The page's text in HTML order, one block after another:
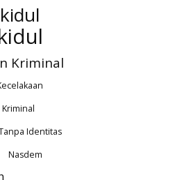
Kriminal
Kriminal
Identitas
Nasdem